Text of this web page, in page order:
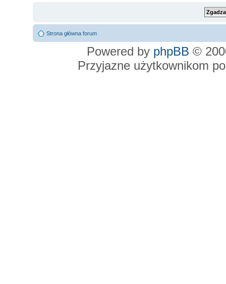
Strona główna forum
Powered by phpBB ©
Przyjazne użytkownikom